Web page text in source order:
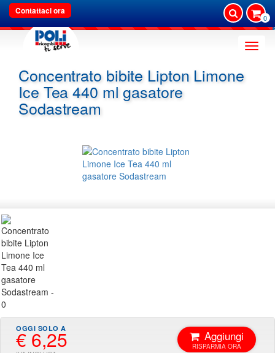
Contattaci ora
0
Toggle
Concentrato bibite Lipton Limone
Ice Tea 440 ml gasatore
Sodastream
€ 6,25 Aggiungi